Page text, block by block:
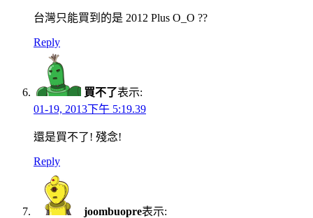
台灣只能買到的是 2012 Plus O_O ??
Reply
買不了表示:
01-19, 2013下午 5:19.39
還是買不了! 殘念!
Reply
joombuopre表示: